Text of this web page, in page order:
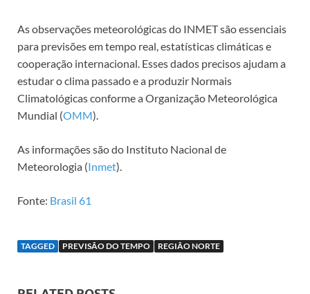
As observações meteorológicas do INMET são essenciais
para previsões em tempo real, estatísticas climáticas e
cooperação internacional. Esses dados precisos ajudam a
estudar o clima passado e a produzir Normais
Climatológicas conforme a Organização Meteorológica
Mundial (OMM).
As informações são do Instituto Nacional de
Meteorologia (Inmet).
Fonte: Brasil 61
TAGGED PREVISÃO DO TEMPO REGIÃO NORTE